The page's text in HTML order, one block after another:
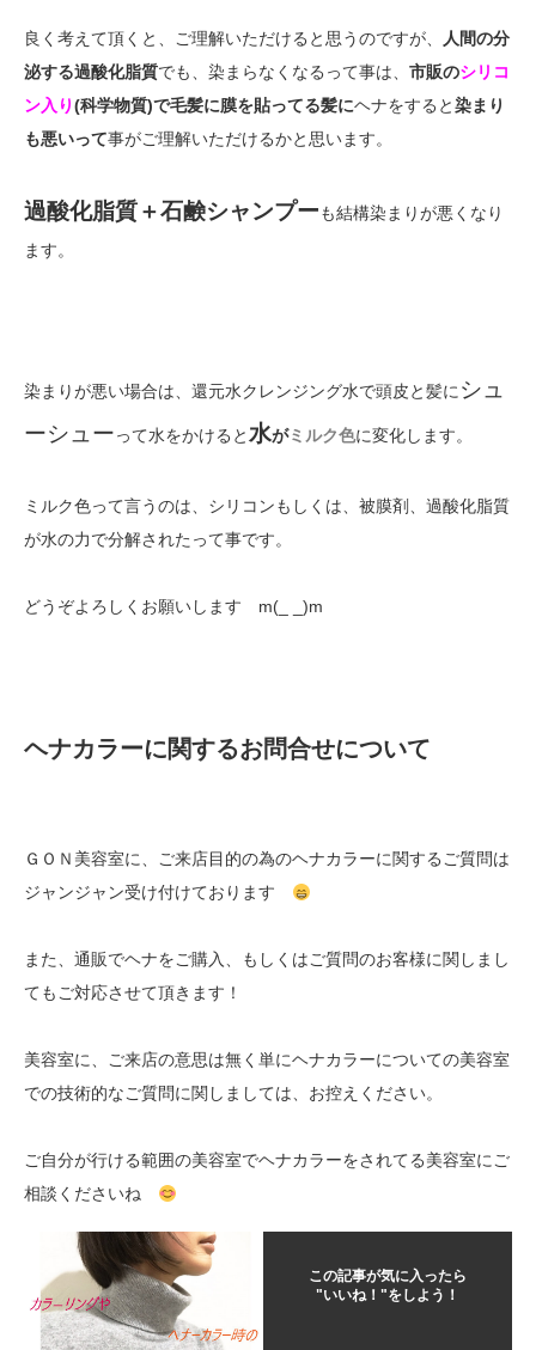
良く考えて頂くと、ご理解いただけると思うのですが、
人間の分
泌する過酸化脂質でも、染まらなくなるって事は、 市販のシリコ
ン入り(科学物質)で毛髪に膜を貼ってる髪にヘナをすると染まり
も悪いって事がご理解いただけるかと思います。
過酸化脂質＋石鹸シャンプーも結構染まりが悪くなり
ます。
染まりが悪い場合は、還元水クレンジング水で頭皮と髪にシュ
ーシューって水をかけると水がミルク色に変化します。
ミルク色って言うのは、シリコンもしくは、被膜剤、過酸化脂質
が水の力で分解されたって事です。
どうぞよろしくお願いします m(_ _)m
ヘナカラーに関するお問合せについて
ＧＯＮ美容室に、ご来店目的の為のヘナカラーに関するご質問は
ジャンジャン受け付けております
また、通販でヘナをご購入、もしくはご質問のお客様に関しまし
てもご対応させて頂きます！
美容室に、ご来店の意思は無く単にヘナカラーについての美容室
での技術的なご質問に関しましては、お控えください。
ご自分が行ける範囲の美容室でヘナカラーをされてる美容室にご
相談くださいね
この記事が気に入ったら
"いいね！"をしよう！